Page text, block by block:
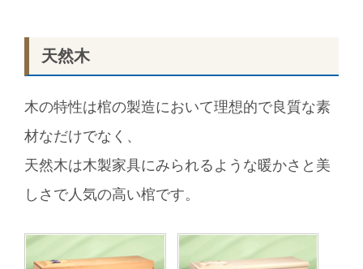
天然木
木の特性は棺の製造において理想的で良質な素
材なだけでなく、
天然木は木製家具にみられるような暖かさと美
しさで人気の高い棺です。